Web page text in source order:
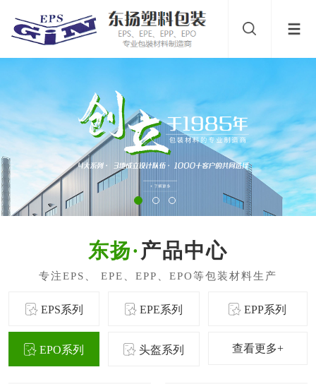
产品中心
EPS系列 EPE系列 EPP系列
EPO系列 头盔系列 查看更多+